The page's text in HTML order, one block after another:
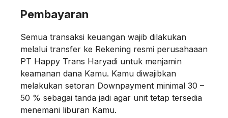
Pembayaran
Semua transaksi keuangan wajib dilakukan
melalui transfer ke Rekening resmi perusahaaan
PT Happy Trans Haryadi untuk menjamin
keamanan dana Kamu. Kamu diwajibkan
melakukan setoran Downpayment minimal 30 –
50 % sebagai tanda jadi agar unit tetap tersedia
menemani liburan Kamu.